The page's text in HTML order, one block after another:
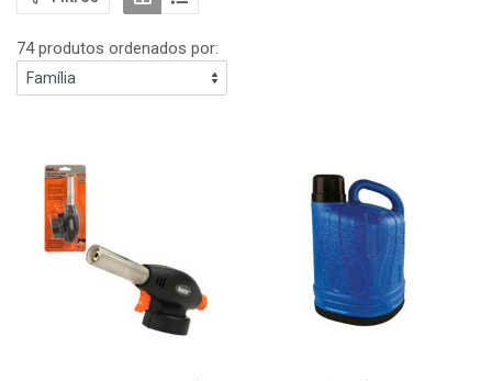
74 produtos ordenados por: